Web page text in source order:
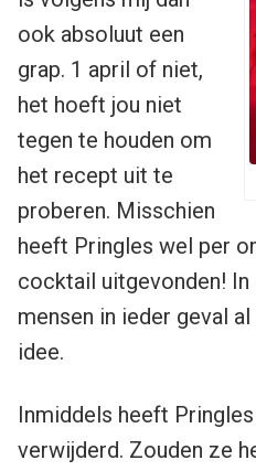
ook absoluut een
grap. 1 april of niet,
het hoeft jou niet
tegen te houden om
het recept uit te
proberen. Misschien
heeft Pringles wel per
cocktail uitgevonden!
mensen in ieder geval
idee.
Inmiddels heeft
verwijderd. Zouden ze